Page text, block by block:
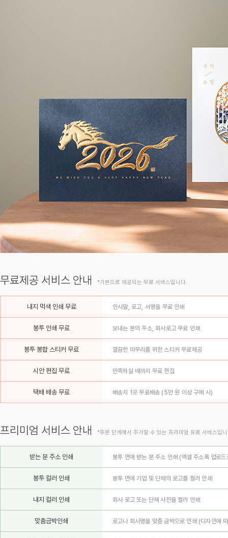
무료제공 서비스 안내 *기본으로 제공되는 무료 서비스입니다.
내지 먹색 인쇄 무료 인사말, 로고, 서명을 무료 인쇄
봉투 인쇄 무료 보내는 분의 주소, 회사로고 무료 인쇄
봉투 봉합 스티커 무료 깔끔한 마무리를 위한 스티커 무료제공
시안 편집 무료 만족하실 때까지 무료 편집
택배 배송 무료 배송지 1곳 무료배송 (5만 원 이상 구매 시)
프리미엄 서비스 안내 *주문 단계에서 추가할 수 있는 프리미엄 유료 서비스입
받는 분 주소 인쇄 봉투 면에 받는 분 주소 인쇄 (엑셀 주소록 업로
봉투 컬러 인쇄 봉투 면에 기업 및 단체의 로고를 컬러 인쇄
내지 컬러 인쇄 회사 로고 또는 단체 사진을 컬러 인쇄
맞춤금박인쇄 로고나 회사명을 맞춤 금박으로 인쇄 (디자인에